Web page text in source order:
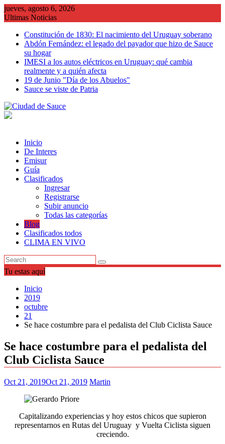
Saltar
al
jueves, agosto 6, 2026
Ultimas Noticias
Constitución de 1830: El nacimiento del Uruguay soberano
Abdón Fernández: el legado del payador que hizo de Sauce
su hogar
IMESI a los autos eléctricos en Uruguay: qué cambia
realmente y a quién afecta
19 de Junio "Día de los Abuelos"
Sauce se viste de Patria
Inicio
De Interes
Emisur
Guía
Clasificados
Ingresar
Registrarse
Subir anuncio
Todas las categorías
Blog
Clasificados todos
CLIMA EN VIVO
Tu estas aquí
Inicio
2019
octubre
21
Se hace costumbre para el pedalista del Club Ciclista Sauce
Se hace costumbre para el pedalista del
Club Ciclista Sauce
Oct 21, 2019Oct 21, 2019 Martin
Capitalizando experiencias y hoy estos chicos que supieron
representarnos en Rutas del Uruguay y Vuelta Ciclista siguen
creciendo.